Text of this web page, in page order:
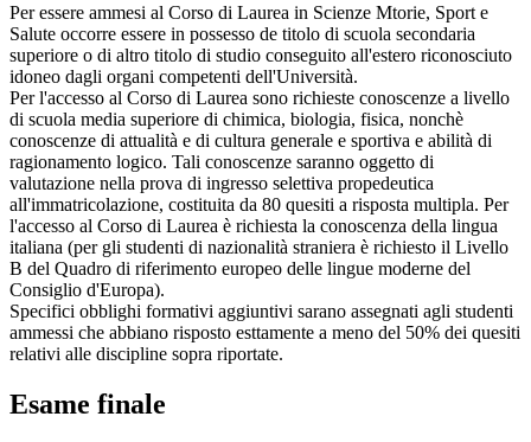
Per essere ammesi al Corso di Laurea in Scienze Mtorie, Sport e
Salute occorre essere in possesso de titolo di scuola secondaria
superiore o di altro titolo di studio conseguito all'estero riconosciuto
idoneo dagli organi competenti dell'Università.
Per l'accesso al Corso di Laurea sono richieste conoscenze a livello
di scuola media superiore di chimica, biologia, fisica, nonchè
conoscenze di attualità e di cultura generale e sportiva e abilità di
ragionamento logico. Tali conoscenze saranno oggetto di
valutazione nella prova di ingresso selettiva propedeutica
all'immatricolazione, costituita da 80 quesiti a risposta multipla. Per
l'accesso al Corso di Laurea è richiesta la conoscenza della lingua
italiana (per gli studenti di nazionalità straniera è richiesto il Livello
B del Quadro di riferimento europeo delle lingue moderne del
Consiglio d'Europa).
Specifici obblighi formativi aggiuntivi sarano assegnati agli studenti
ammessi che abbiano risposto esttamente a meno del 50% dei quesiti
relativi alle discipline sopra riportate.
Esame finale